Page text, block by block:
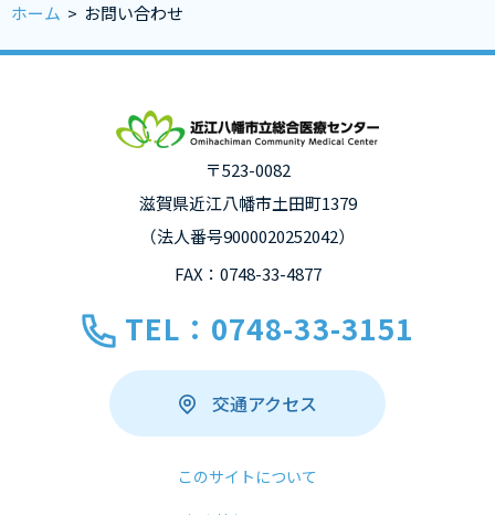
ホーム > お問い合わせ
〒523-0082
滋賀県近江八幡市土田町1379
（法人番号9000020252042）
FAX：0748-33-4877
TEL：0748-33-3151
交通アクセス
このサイトについて